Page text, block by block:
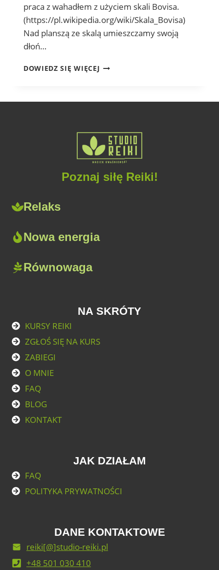
praca z wahadłem z użyciem skali Bovisa.
(https://pl.wikipedia.org/wiki/Skala_Bovisa)
Nad planszą ze skalą umieszczamy swoją
dłoń…
DOWIEDZ SIĘ WIĘCEJ CZY REIKI
Poznaj siłę Reiki!
Relaks
Nowa energia
Równowaga
NA SKRÓTY
KURSY REIKI
ZGŁOŚ SIĘ NA KURS
ZABIEGI
O MNIE
FAQ
BLOG
KONTAKT
JAK DZIAŁAM
FAQ
POLITYKA PRYWATNOŚCI
DANE KONTAKTOWE
reiki[@]studio-reiki.pl
+48 501 030 410